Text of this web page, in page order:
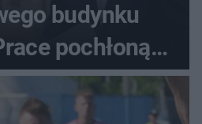
budynku
pochłoną
milionów